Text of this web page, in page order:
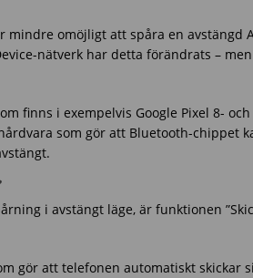
omöjligt att spåra en avstängd
nätverk har detta förändrats –
finns i exempelvis Google Pixel 8-
som gör att Bluetooth-chippet
i avstängt läge, är funktionen
gör att telefonen automatiskt skickar